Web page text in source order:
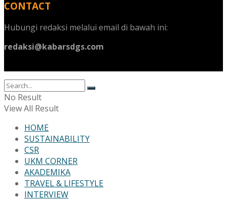
CONTACT
Hubungi redaksi melalui email di bawah ini:
redaksi@kabarsdgs.com
No Result
View All Result
HOME
SUSTAINABILITY
CSR
UKM CORNER
AKADEMIKA
TRAVEL & LIFESTYLE
INTERVIEW